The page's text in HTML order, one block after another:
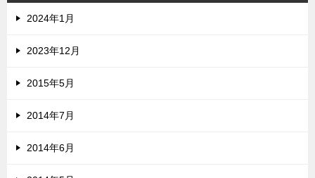
2024年1月
2023年12月
2015年5月
2014年7月
2014年6月